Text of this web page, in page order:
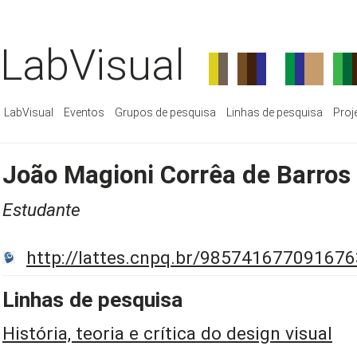
LabVisual
LabVisual Eventos Grupos de pesquisa Linhas de pesquisa
João Magioni Corrêa de Barros
Estudante
http://lattes.cnpq.br/
Linhas de pesquisa
História, teoria e crítica do design visual